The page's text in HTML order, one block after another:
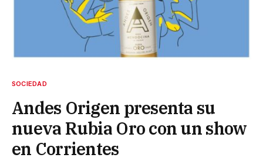
SOCIEDAD
Andes Origen presenta su
nueva Rubia Oro con un show
en Corrientes